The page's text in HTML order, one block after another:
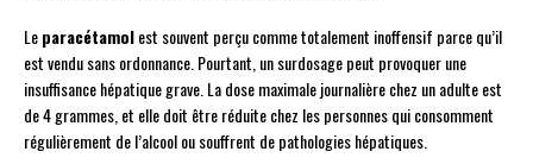
Leparacétamolest souvent perçu comme totalement inoffensif parce qu’il
est vendu sans ordonnance. Pourtant, un surdosage peut provoquer une
insuffisance hépatique grave. La dose maximale journalière chez un adulte est
de 4 grammes, et elle doit être réduite chez les personnes qui consomment
régulièrement de l’alcool ou souffrent de pathologies hépatiques.